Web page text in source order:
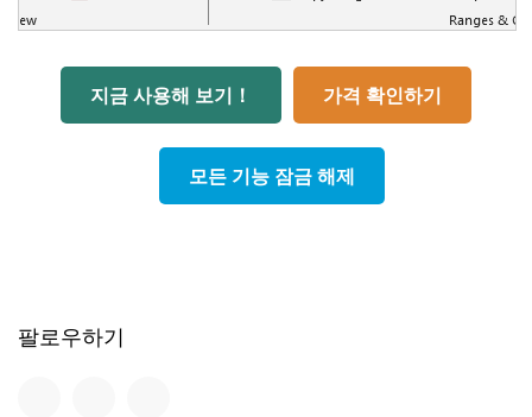
지금 사용해 보기！ 가격 확인하기
모든 기능 잠금 해제
팔로우하기